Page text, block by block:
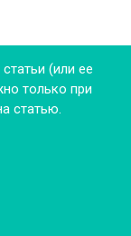
(или ее
только при
статью.